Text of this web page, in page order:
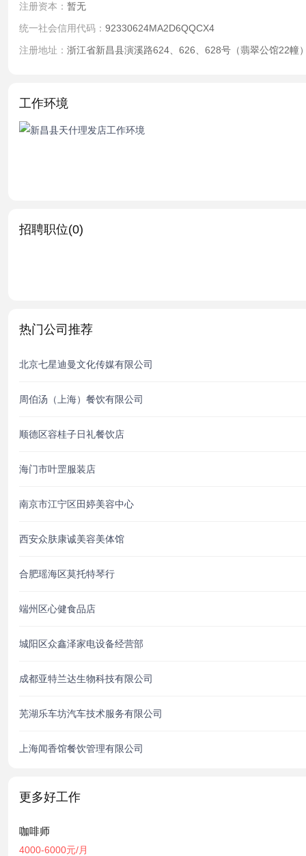
注册资本： 暂无
统一社会信用代码： 92330624MA2D6QQCX4
注册地址： 浙江省新昌县演溪路624、626、628号（翡翠公馆22幢
工作环境
招聘职位(0)
热门公司推荐
北京七星迪曼文化传媒有限公司
周伯汤（上海）餐饮有限公司
顺德区容桂子日礼餐饮店
海门市叶罡服装店
南京市江宁区田婷美容中心
西安众肤康诚美容美体馆
合肥瑶海区莫托特琴行
端州区心健食品店
城阳区众鑫泽家电设备经营部
成都亚特兰达生物科技有限公司
芜湖乐车坊汽车技术服务有限公司
上海闻香馆餐饮管理有限公司
更多好工作
咖啡师
4000-6000元/月